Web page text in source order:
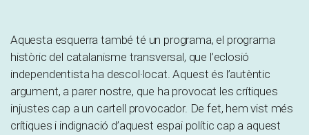
Aquesta esquerra també té un programa, el programa
històric del catalanisme transversal, que l’eclosió
independentista ha descol·locat. Aquest és l’autèntic
argument, a parer nostre, que ha provocat les crítiques
injustes cap a un cartell provocador. De fet, hem vist més
crítiques i indignació d’aquest espai polític cap a aquest